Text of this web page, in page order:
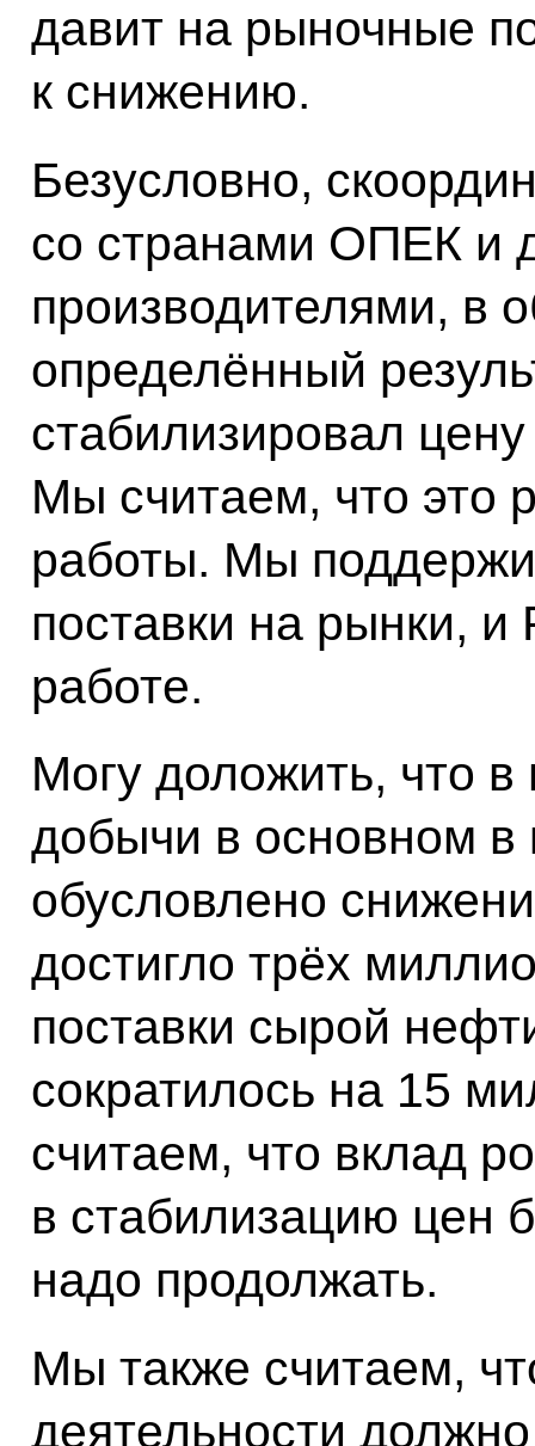
давит на рыночные
к снижению.
Безусловно,
со странами ОПЕК и
производителями, в
определённый
стабилизировал
Мы считаем, что это
работы. Мы
поставки на рынки, и
работе.
Могу доложить, что
добычи в основном в
обусловлено
достигло трёх
поставки сырой
сократилось на 15
считаем, что вклад
в стабилизацию цен
надо продолжать.
Мы также считаем,
деятельности